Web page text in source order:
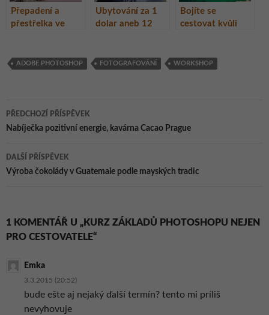
Přepadení a
přestřelka ve
muzikanta a
Ubytování za 1
dolar aneb 12
Bojíte se
cestovat kvůli
Pomůže vám
ADOBE PHOTOSHOP FOTOGRAFOVÁNÍ WORKSHOP
Navigace
pro
příspěvky
PŘEDCHOZÍ PŘÍSPĚVEK
Nabíječka pozitivní energie, kavárna Cacao Prague
DALŠÍ PŘÍSPĚVEK
Výroba čokolády v Guatemale podle mayských tradic
1 KOMENTÁŘ U „KURZ ZÁKLADŮ PHOTOSHOPU NEJEN
PRO CESTOVATELE“
Emka
3.3.2015 (20:52)
bude ešte aj nejaký ďalší termín? tento mi príliš
nevyhovuje